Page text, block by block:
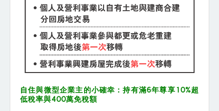
自住與微型企業主的小確幸：持有滿6年尊享10%超
低稅率與400萬免稅額